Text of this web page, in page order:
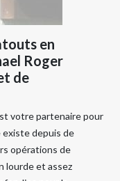
en
Roger
de
votre partenaire pour
depuis de
opérations de
lourde et assez